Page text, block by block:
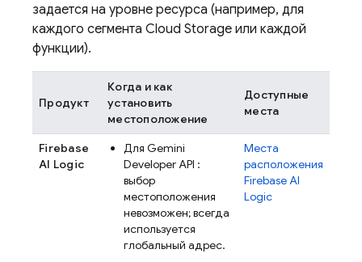
задается на уровне ресурса (например, для
каждого сегмента Cloud Storage или каждой
функции).
Продукт
Когда и как
установить
местоположение
Доступные
места
Firebase
AI Logic
Для Gemini
Developer API :
выбор
местоположения
невозможен; всегда
используется
глобальный адрес.
Места
расположения
Firebase AI
Logic